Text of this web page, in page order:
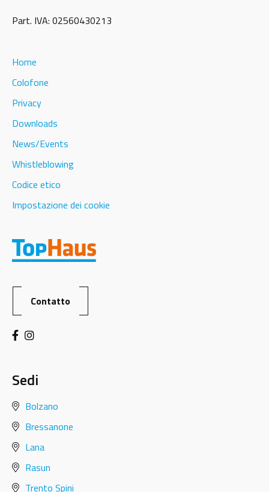
Part. IVA: 02560430213
Home
Colofone
Privacy
Downloads
News/Events
Whistleblowing
Codice etico
Impostazione dei cookie
Contatto
Sedi
Bolzano
Bressanone
Lana
Rasun
Trento Spini